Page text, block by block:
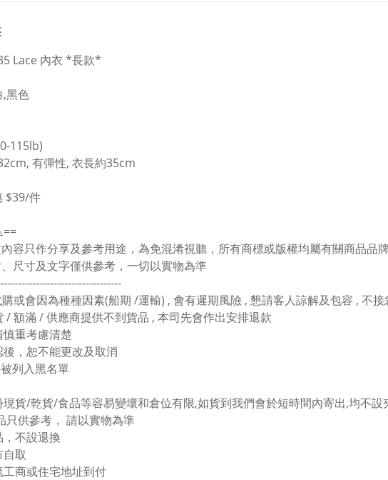
Lace 內衣 *長款*
黑色
115lb)
有彈性, 衣長約35cm
$39/件
容只作分享及參考用途，為免混淆視聽，所有商標或版權均屬有關商品品
尺寸及文字僅供參考，一切以實物為準
或會因為種種因素(船期 /運輸) , 會有遲期風險 , 懇請客人諒解及包容 , 不
/ 額滿 / 供應商提供不到貨品 , 本司先會作出安排退款
慎重考慮清楚
後，恕不能更改及取消
列入黑名單
貨/乾貨/食品等容易變壞和倉位有限,如貨到我們會於短時間內寄出,均不設
只供參考， 請以實物為準
不設退換
取
商或住宅地址到付